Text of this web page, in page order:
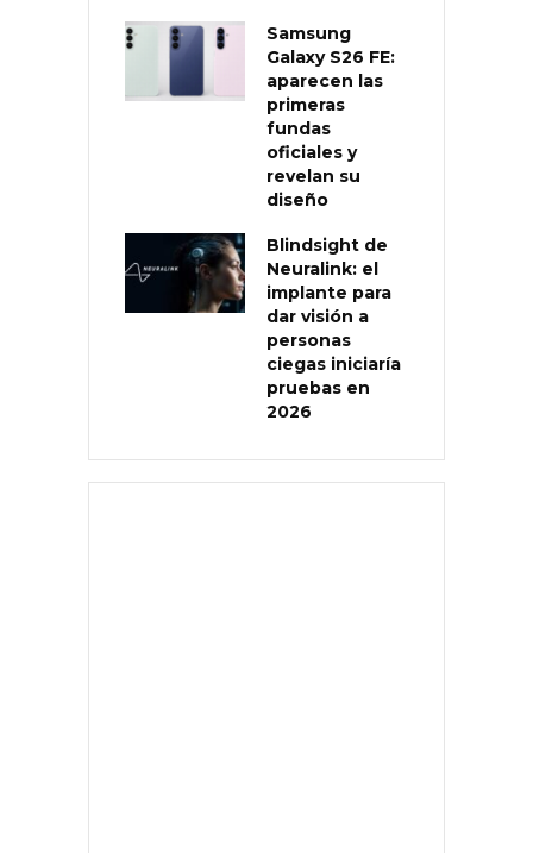
Samsung
Galaxy S26 FE:
aparecen las
primeras
fundas
oficiales y
revelan su
diseño
Blindsight de
Neuralink: el
implante para
dar visión a
personas
ciegas iniciaría
pruebas en
2026